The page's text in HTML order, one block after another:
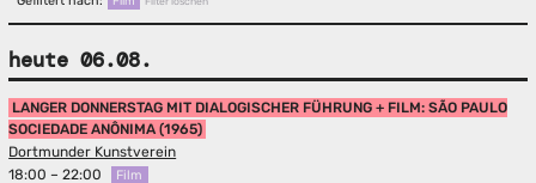
heute 06.08.
LANGER DONNERSTAG MIT DIALOGISCHER FÜHRUNG + FILM: SÃO PAULO
SOCIEDADE ANÔNIMA (1965)
Dortmunder Kunstverein
18:00 – 22:00
Film